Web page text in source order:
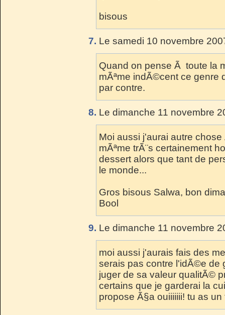
bisous
7. Le samedi 10 novembre
Quand on pense Ã toute la
mÃªme indÃ©cent ce genre
par contre.
8. Le dimanche 11 novembre
Moi aussi j'aurai autre
mÃªme trÃ¨s certainement
dessert alors que tant de
le monde...
Gros bisous Salwa, bon
Bool
9. Le dimanche 11 novembre
moi aussi j'aurais fais des
serais pas contre l'idÃ©e de
juger de sa valeur qualitÃ©
certains que je garderai la
propose Ã§a ouiiiiiii! tu as